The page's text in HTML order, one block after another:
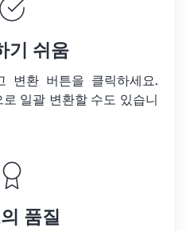
기 쉬움
변환 버튼을 클릭하세요.
로 일괄 변환할 수도 있습니
품질